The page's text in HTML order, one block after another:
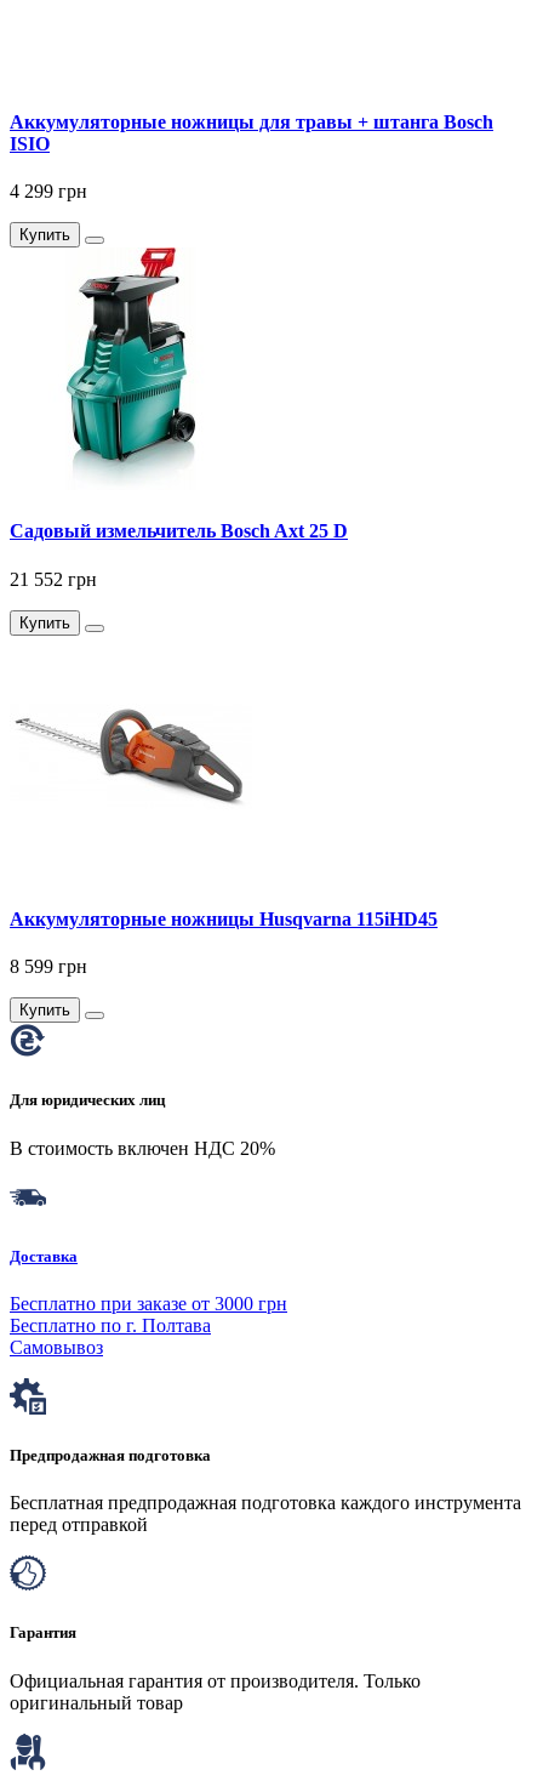
Аккумуляторные ножницы для травы + штанга Bosch
ISIO
4 299 грн
Купить
Садовый измельчитель Bosch Axt 25 D
21 552 грн
Купить
Аккумуляторные ножницы Husqvarna 115iHD45
8 599 грн
Купить
Для юридических лиц
В стоимость включен НДС 20%
Доставка
Бесплатно при заказе от 3000 грн
Бесплатно по г. Полтава
Самовывоз
Предпродажная подготовка
Бесплатная предпродажная подготовка каждого инструмента
перед отправкой
Гарантия
Официальная гарантия от производителя. Только
оригинальный товар